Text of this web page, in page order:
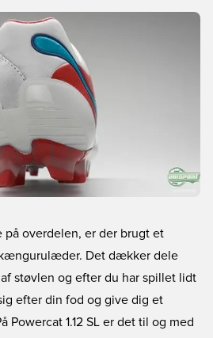
på overdelen, er der brugt et
Det dækker dele
støvlen og efter du har spillet lidt
efter din fod og give dig et
Powercat 1.12 SL er det til og med